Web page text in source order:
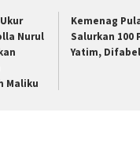
Nurul
Maliku
Kemenag
Salurkan 100
Yatim,